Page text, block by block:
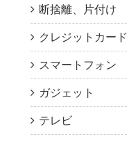
断捨離、片付け
クレジットカード
スマートフォン
ガジェット
テレビ